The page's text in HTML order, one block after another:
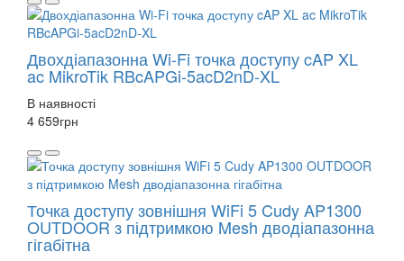
Двохдіапазонна Wi-Fi точка доступу cAP XL
ac MikroTik RBcAPGi-5acD2nD-XL
В наявності
4 659грн
Точка доступу зовнішня WiFi 5 Cudy AP1300
OUTDOOR з підтримкою Mesh дводіапазонна
гігабітна